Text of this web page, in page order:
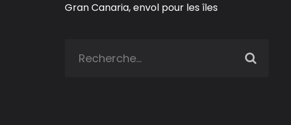
Gran Canaria, envol pour les îles